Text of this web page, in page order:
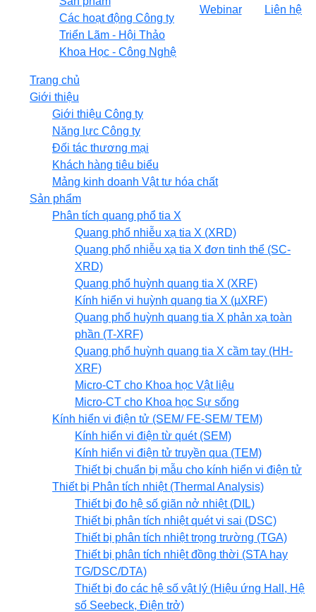
Các hoạt động Công ty
Triển Lãm - Hội Thảo
Khoa Học - Công Nghệ
Webinar Liên hệ
Trang chủ
Giới thiệu
Giới thiệu Công ty
Năng lực Công ty
Đối tác thương mại
Khách hàng tiêu biểu
Mảng kinh doanh Vật tư hóa chất
Sản phẩm
Phân tích quang phổ tia X
Quang phổ nhiễu xạ tia X (XRD)
Quang phổ nhiễu xạ tia X đơn tinh thể (SC-
XRD)
Quang phổ huỳnh quang tia X (XRF)
Kính hiển vi huỳnh quang tia X (µXRF)
Quang phổ huỳnh quang tia X phản xạ toàn
phần (T-XRF)
Quang phổ huỳnh quang tia X cầm tay (HH-
XRF)
Micro-CT cho Khoa học Vật liệu
Micro-CT cho Khoa học Sự sống
Kính hiển vi điện tử (SEM/ FE-SEM/ TEM)
Kính hiển vi điện từ quét (SEM)
Kính hiển vi điện tử truyền qua (TEM)
Thiết bị chuẩn bị mẫu cho kính hiển vi điện tử
Thiết bị Phân tích nhiệt (Thermal Analysis)
Thiết bị đo hệ số giãn nở nhiệt (DIL)
Thiết bị phân tích nhiệt quét vi sai (DSC)
Thiết bị phân tích nhiệt trọng trường (TGA)
Thiết bị phân tích nhiệt đồng thời (STA hay
TG/DSC/DTA)
Thiết bị đo các hệ số vật lý (Hiệu ứng Hall, Hệ
số Seebeck, Điện trở)